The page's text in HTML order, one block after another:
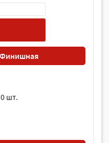
Финишная
шт.